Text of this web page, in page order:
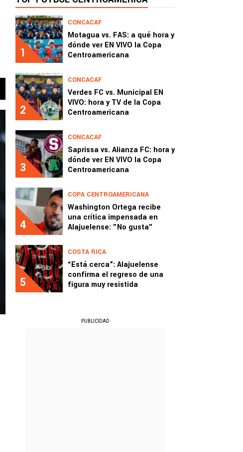
1
CONCACAF
Motagua vs. FAS: a qué hora y
dónde ver EN VIVO la Copa
Centroamericana
2
CONCACAF
Verdes FC vs. Municipal EN
VIVO: hora y TV de la Copa
Centroamericana
3
CONCACAF
Saprissa vs. Alianza FC: hora y
dónde ver EN VIVO la Copa
Centroamericana
4
COPA CENTROAMERICANA
Washington Ortega recibe
una crítica impensada en
Alajuelense: "No gusta"
5
COSTA RICA
“Está cerca”: Alajuelense
confirma el regreso de una
figura muy resistida
PUBLICIDAD